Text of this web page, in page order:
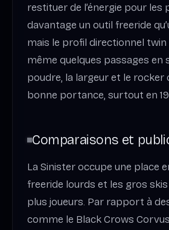
restituer de l’énergie pour les
davantage un outil freeride
mais le profil directionnel
même quelques passages en
poudre, la largeur et le rocker
bonne portance, surtout en
Comparaisons et
La Sinister occupe une place
freeride lourds et les gros
plus joueurs. Par rapport à
comme le Black Crows